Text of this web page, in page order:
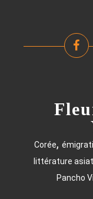
Corée,
littérature
Pancho